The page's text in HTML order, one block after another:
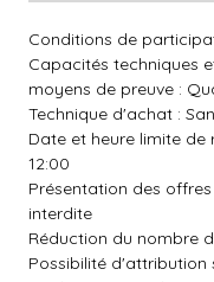
Conditions de
Capacités techniques
moyens de preuve :
Technique d'achat :
Date et heure limite de
12:00
Présentation des
interdite
Réduction du nombre
Possibilité d'attribution